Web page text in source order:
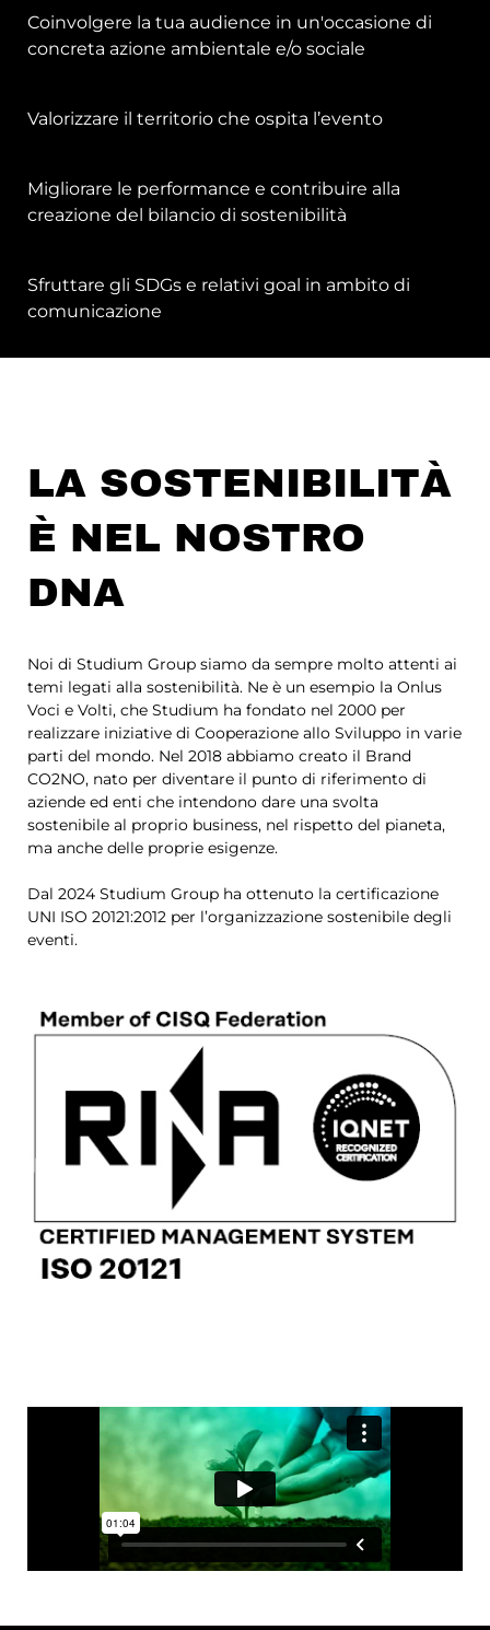
Coinvolgere la tua audience in un'occasione di
concreta azione ambientale e/o sociale
Valorizzare il territorio che ospita l’evento
Migliorare le performance e contribuire alla
creazione del bilancio di sostenibilità
Sfruttare gli SDGs e relativi goal in ambito di
comunicazione
LA SOSTENIBILITÀ
È NEL NOSTRO
DNA
Noi di Studium Group siamo da sempre molto attenti ai
temi legati alla sostenibilità. Ne è un esempio la Onlus
Voci e Volti, che Studium ha fondato nel 2000 per
realizzare iniziative di Cooperazione allo Sviluppo in varie
parti del mondo. Nel 2018 abbiamo creato il Brand
CO2NO, nato per diventare il punto di riferimento di
aziende ed enti che intendono dare una svolta
sostenibile al proprio business, nel rispetto del pianeta,
ma anche delle proprie esigenze.
Dal 2024 Studium Group ha ottenuto la certificazione
UNI ISO 20121:2012 per l’organizzazione sostenibile degli
eventi.